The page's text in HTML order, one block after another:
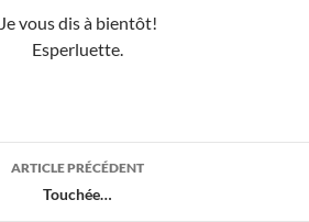
Je vous dis à bientôt!
Esperluette.
ARTICLE PRÉCÉDENT
Touchée…